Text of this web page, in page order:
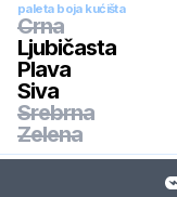
paleta boja kućišta
Crna
Ljubičasta
Plava
Siva
Srebrna
Zelena